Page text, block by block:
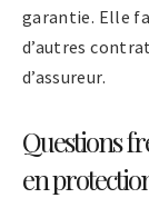
garantie. Elle
d’autres
d’assureur.
Questions
en